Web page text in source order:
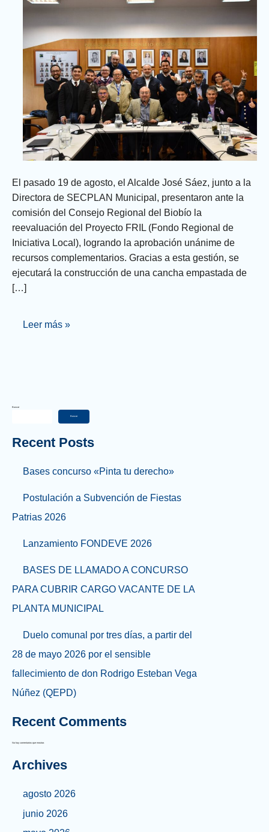
El pasado 19 de agosto, el Alcalde José Sáez, junto a la
Directora de SECPLAN Municipal, presentaron ante la
comisión del Consejo Regional del Biobío la
reevaluación del Proyecto FRIL (Fondo Regional de
Iniciativa Local), logrando la aprobación unánime de
recursos complementarios. Gracias a esta gestión, se
ejecutará la construcción de una cancha empastada de
[…]
de
fútbol
en
Río
Claro
Leer más »
Buscar
Buscar
Recent Posts
Bases concurso «Pinta tu derecho»
Postulación a Subvención de Fiestas
Patrias 2026
Lanzamiento FONDEVE 2026
BASES DE LLAMADO A CONCURSO
PARA CUBRIR CARGO VACANTE DE LA
PLANTA MUNICIPAL
Duelo comunal por tres días, a partir del
28 de mayo 2026 por el sensible
fallecimiento de don Rodrigo Esteban Vega
Núñez (QEPD)
Recent Comments
No hay comentarios que mostrar.
Archives
agosto 2026
junio 2026